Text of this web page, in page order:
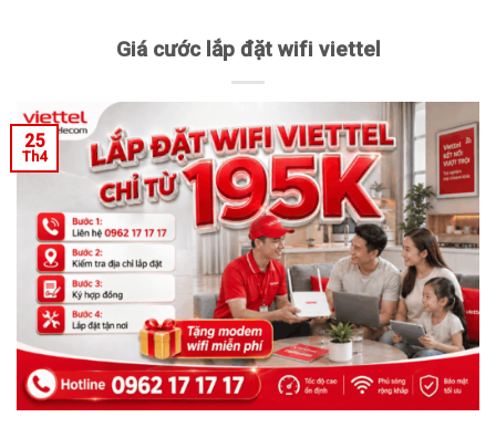
Giá cước lắp đặt wifi viettel
25
Th4